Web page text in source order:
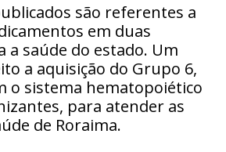
são referentes a
em duas
a saúde do estado. Um
a aquisição do Grupo 6,
o sistema hematopoiético
para atender as
de Roraima.